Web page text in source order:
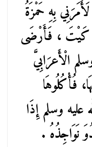
بِهِ حَمْزَةُ
كَيْتَ ، فَأَرْضَى
الْأَعرَابِيَّ
فُأْكُلُوهَا
وسلم إِذَا
نَوَاجِذُهُ .